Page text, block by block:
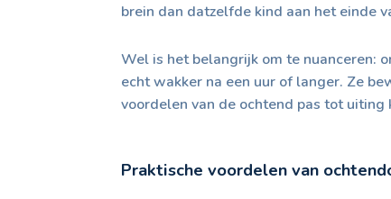
brein dan datzelfde kind aan het einde
Wel is het belangrijk om te nuanceren:
echt wakker na een uur of langer. Ze
voordelen van de ochtend pas tot
Praktische voordelen van